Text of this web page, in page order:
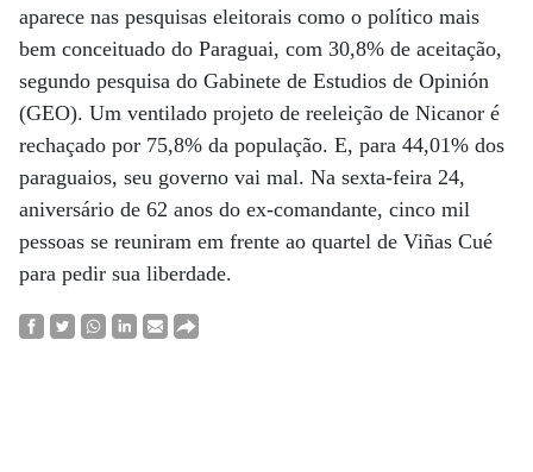
aparece nas pesquisas eleitorais como o político mais
bem conceituado do Paraguai, com 30,8% de aceitação,
segundo pesquisa do Gabinete de Estudios de Opinión
(GEO). Um ventilado projeto de reeleição de Nicanor é
rechaçado por 75,8% da população. E, para 44,01% dos
paraguaios, seu governo vai mal. Na sexta-feira 24,
aniversário de 62 anos do ex-comandante, cinco mil
pessoas se reuniram em frente ao quartel de Viñas Cué
para pedir sua liberdade.